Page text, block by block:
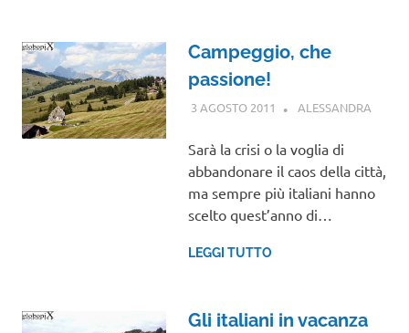
Campeggio, che
passione!
3 AGOSTO 2011 ALESSANDRA
Sarà la crisi o la voglia di
abbandonare il caos della città,
ma sempre più italiani hanno
scelto quest’anno di…
LEGGI TUTTO
Gli italiani in vacanza